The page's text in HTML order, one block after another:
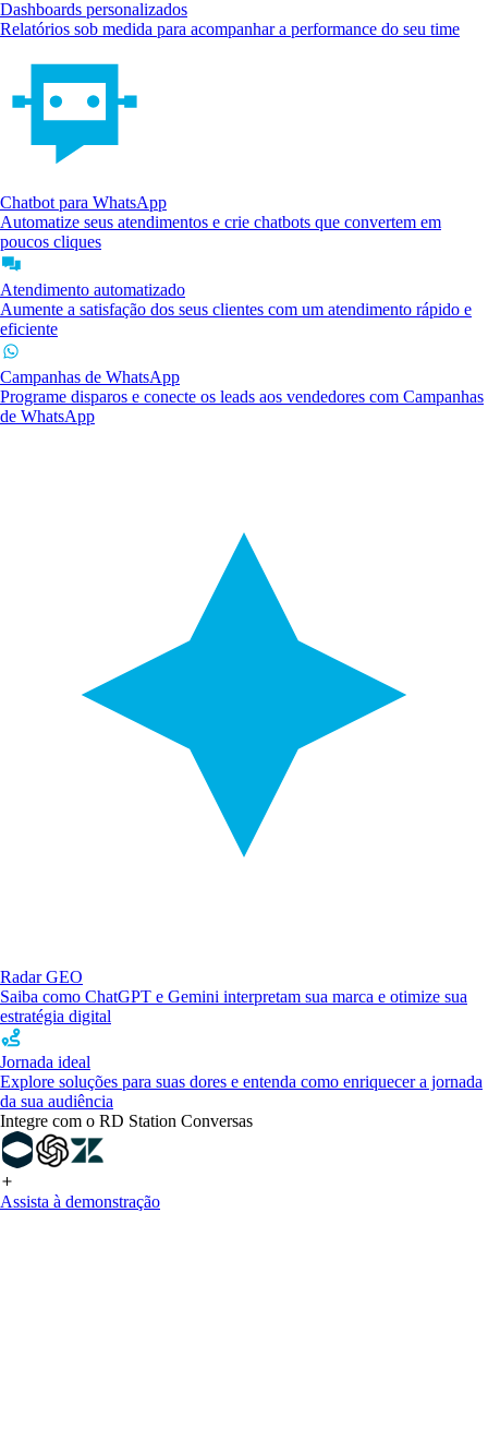
Dashboards personalizados
Relatórios sob medida para acompanhar a performance do seu time
Chatbot para WhatsApp
Automatize seus atendimentos e crie chatbots que convertem em
poucos cliques
Atendimento automatizado
Aumente a satisfação dos seus clientes com um atendimento rápido e
eficiente
Campanhas de WhatsApp
Programe disparos e conecte os leads aos vendedores com Campanhas
de WhatsApp
Radar GEO
Saiba como ChatGPT e Gemini interpretam sua marca e otimize sua
estratégia digital
Jornada ideal
Explore soluções para suas dores e entenda como enriquecer a jornada
da sua audiência
Integre com o RD Station Conversas
Assista à demonstração